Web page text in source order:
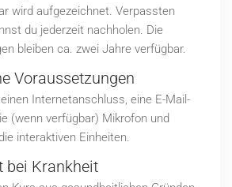
wird aufgezeichnet. Verpassten
du jederzeit nachholen. Die
bleiben ca. zwei Jahre verfügbar.
Voraussetzungen
Internetanschluss, eine E-Mail-
(wenn verfügbar) Mikrofon und
interaktiven Einheiten.
bei Krankheit